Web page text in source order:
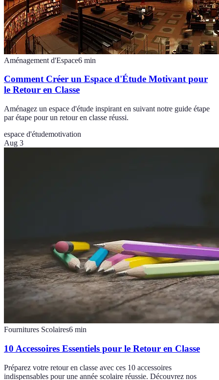
Aménagement d'Espace6 min
Comment Créer un Espace d'Étude Motivant pour
le Retour en Classe
Aménagez un espace d'étude inspirant en suivant notre guide étape
par étape pour un retour en classe réussi.
espace d'étudemotivation
Aug 3
Fournitures Scolaires6 min
10 Accessoires Essentiels pour le Retour en Classe
Préparez votre retour en classe avec ces 10 accessoires
indispensables pour une année scolaire réussie. Découvrez nos